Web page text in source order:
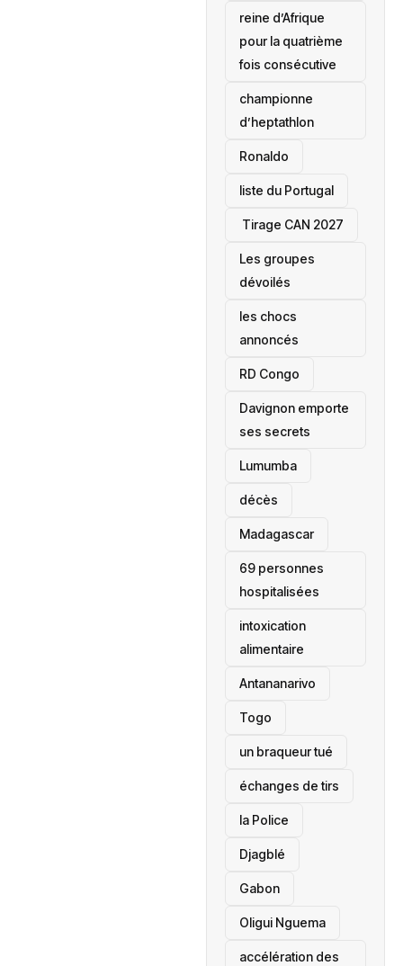
reine d’Afrique
pour la quatrième
fois consécutive
championne
d’heptathlon
Ronaldo
liste du Portugal
‎ Tirage CAN 2027
Les groupes
dévoilés
les chocs
annoncés
‎RD Congo
Davignon emporte
ses secrets
Lumumba
décès
‎Madagascar
69 personnes
hospitalisées
intoxication
alimentaire
Antananarivo
‎Togo
un braqueur tué
échanges de tirs
la Police
Djagblé
Gabon
Oligui Nguema
accélération des